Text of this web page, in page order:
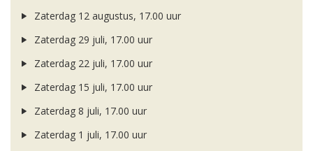
Zaterdag 12 augustus, 17.00 uur
Zaterdag 29 juli, 17.00 uur
Zaterdag 22 juli, 17.00 uur
Zaterdag 15 juli, 17.00 uur
Zaterdag 8 juli, 17.00 uur
Zaterdag 1 juli, 17.00 uur